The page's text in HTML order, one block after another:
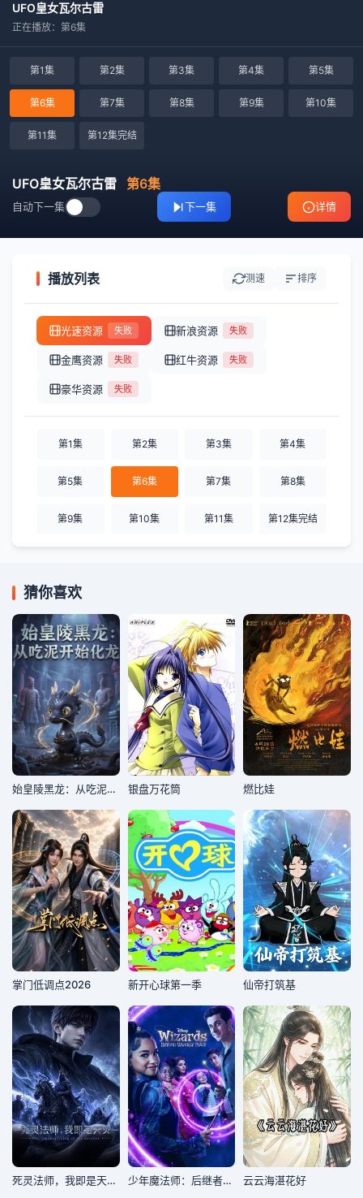
UFO皇女瓦尔古雷
正在播放：第6集
第1集 第2集 第3集 第4集 第5集
第6集 第7集 第8集 第9集 第10集
第11集 第12集完结
UFO皇女瓦尔古雷 第6集
自动下一集 下一集 详情
播放列表 测速 排序
光速资源 失败 新浪资源 失败
金鹰资源 失败 红牛资源 失败
豪华资源 失败
第1集 第2集 第3集 第4集
第5集 第6集 第7集 第8集
第9集 第10集 第11集 第12集完结
猜你喜欢
始皇陵黑龙：从吃泥开始化龙 银盘万花筒 燃比娃
掌门低调点2026 新开心球第一季 仙帝打筑基
死灵法师，我即是天灾(2026) 少年魔法师：后继者第三季 云云海湛花好